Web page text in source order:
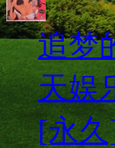
追梦
天娱
[永